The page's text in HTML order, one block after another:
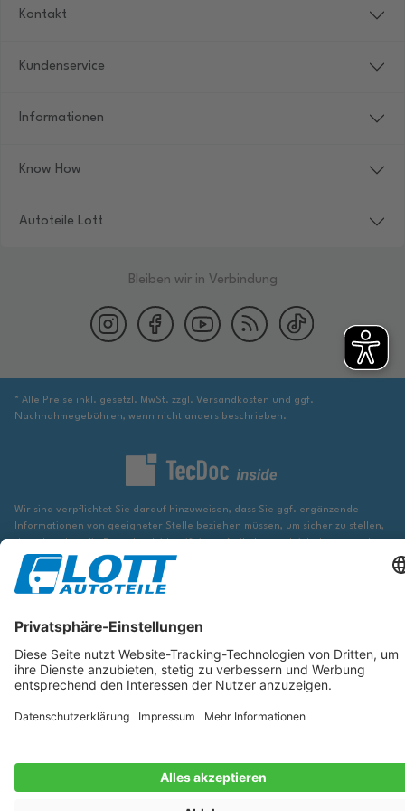
Kontakt
Kundenservice
Informationen
Know How
Autoteile Lott
Bleiben wir in Verbindung
* Alle Preise inkl. gesetzl. MwSt. zzgl. Versandkosten und ggf.
Nachnahmegebühren, wenn nicht anders beschrieben.
Wir sind verpflichtet Sie darauf hinzuweisen, dass Sie ggf. ergänzende
Informationen von geeigneter Stelle beziehen müssen, um sicher zu stellen,
dass der über die Datenbank identifizierte Artikel tatsächlich dem gesuchten
entspricht und für das betreffende Automobil passt.
Die hier angezeigten Daten, insbesondere die gesamte Datenbank, dürfen
Datenbank ohne vorherige Zustimmung von TecDoc zu vervielfältigen, zu
Ein Zuwiderhandeln stellt eine Urheberrechtsverletzung dar und wird
verfolgt.